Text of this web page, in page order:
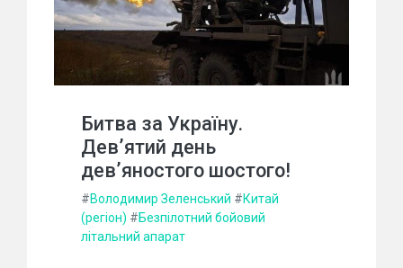
Битва за Україну.
Дев’ятий день
дев’яностого шостого!
#Володимир Зеленський #Китай
(регіон) #Безпілотний бойовий
літальний апарат